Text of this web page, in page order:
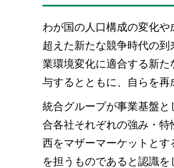
わが国の人口構成の変化
超えた新たな競争時代の
業環境変化に適合する新
与するとともに、自らを再
統合グループが事業基盤
合各社それぞれの強み・
西をマザーマーケットと
を担うものであると認識を